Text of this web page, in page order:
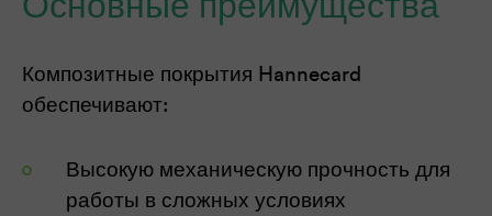
Композитные покрытия Hannecard
обеспечивают:
Высокую механическую прочность для
работы в сложных условиях